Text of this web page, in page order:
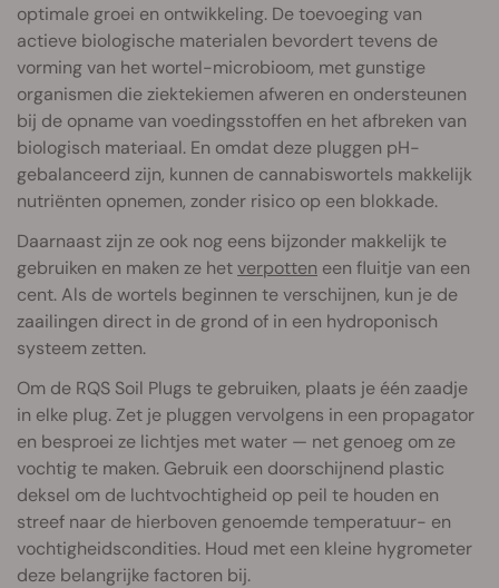
optimale groei en ontwikkeling. De toevoeging van
actieve biologische materialen bevordert tevens de
vorming van het wortel-microbioom, met gunstige
organismen die ziektekiemen afweren en ondersteunen
bij de opname van voedingsstoffen en het afbreken van
biologisch materiaal. En omdat deze pluggen pH-
gebalanceerd zijn, kunnen de cannabiswortels makkelijk
nutriënten opnemen, zonder risico op een blokkade.
Daarnaast zijn ze ook nog eens bijzonder makkelijk te
gebruiken en maken ze hetverpotten een fluitje van een
cent. Als de wortels beginnen te verschijnen, kun je de
zaailingen direct in de grond of in een hydroponisch
systeem zetten.
Om de RQS Soil Plugs te gebruiken, plaats je één zaadje
in elke plug. Zet je pluggen vervolgens in een propagator
en besproei ze lichtjes met water — net genoeg om ze
vochtig te maken. Gebruik een doorschijnend plastic
deksel om de luchtvochtigheid op peil te houden en
streef naar de hierboven genoemde temperatuur- en
vochtigheidscondities. Houd met een kleine hygrometer
deze belangrijke factoren bij.